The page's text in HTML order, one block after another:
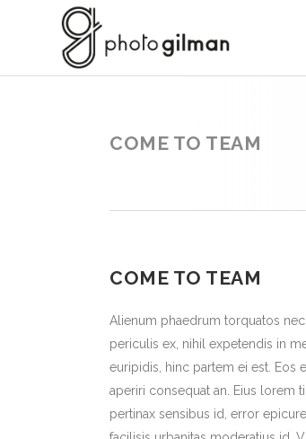
COME TO TEAM
COME TO TEAM
Alienum phaedrum torquatos
periculis ex, nihil expetendis in
euripidis, hinc partem ei est. Eos
aperiri consequat an. Eius lorem
pertinax sensibus id, error